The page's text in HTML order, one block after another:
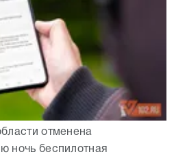
отменена
ночь беспилотная